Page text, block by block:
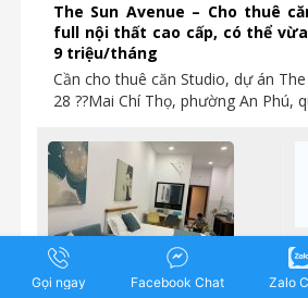
The Sun Avenue – Cho thuê
full nội thất cao cấp, có thể
9 triệu/tháng
Cần cho thuê căn Studio, dự án
28 ??Mai Chí Thọ, phường An Phú,
Gọi ngay Facebook Chat Zalo